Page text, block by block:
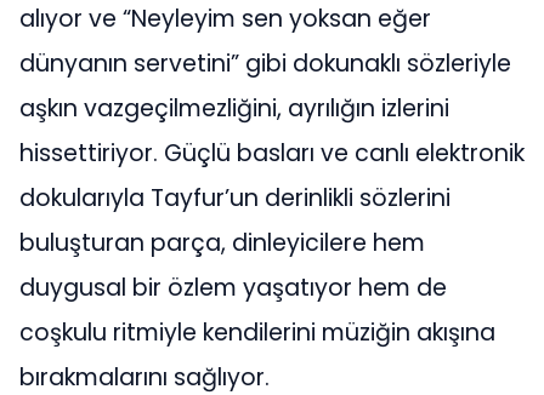
alıyor ve “Neyleyim sen yoksan eğer
dünyanın servetini” gibi dokunaklı sözleriyle
aşkın vazgeçilmezliğini, ayrılığın izlerini
hissettiriyor. Güçlü basları ve canlı elektronik
dokularıyla Tayfur’un derinlikli sözlerini
buluşturan parça, dinleyicilere hem
duygusal bir özlem yaşatıyor hem de
coşkulu ritmiyle kendilerini müziğin akışına
bırakmalarını sağlıyor.